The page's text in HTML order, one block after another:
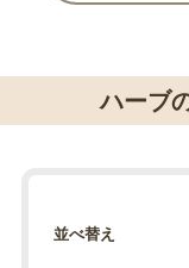
ハーブ
並べ替え